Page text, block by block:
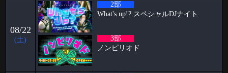
こんにちは、こんばんは、おはようございます。阿部乱丸です。
Papillonがオープンし、早
2026-05-04
🥳4月女子抽選🥳
🦋🉐女性様特典🉐🦋 🤩4月の抽選結果🤩 1等 12095 2等 14118 3等
586 当選
08/22
(土)
2部
What's up!? スペシャルDJナイト
3部
ノンピリオド